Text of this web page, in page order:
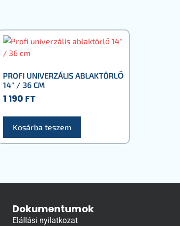
PROFI UNIVERZÁLIS ABLAKTÖRLŐ
14″ / 36 CM
1 190 FT
Kosárba teszem
Dokumentumok
Elállási nyilatkozat